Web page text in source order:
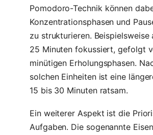
Pomodoro-Technik können
Konzentrationsphasen und
zu strukturieren. Beispielsweise
25 Minuten fokussiert, gefolgt
minütigen Erholungsphasen.
solchen Einheiten ist eine
15 bis 30 Minuten ratsam.
Ein weiterer Aspekt ist die
Aufgaben. Die sogenannte